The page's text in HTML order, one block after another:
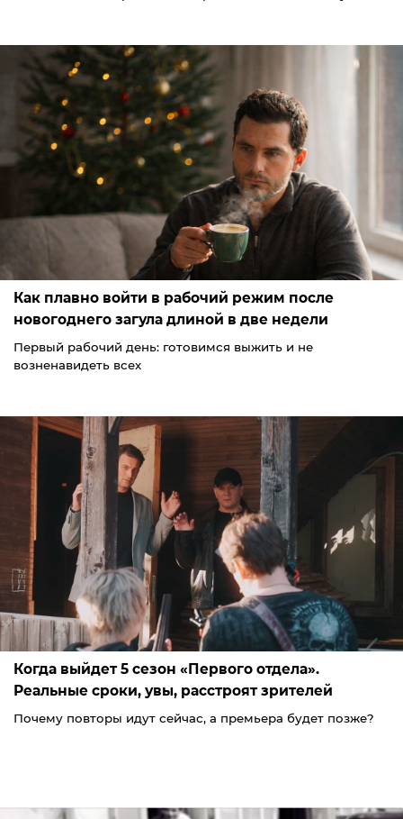
Как плавно войти в рабочий режим после
новогоднего загула длиной в две недели
Первый рабочий день: готовимся выжить и не
возненавидеть всех
Когда выйдет 5 сезон «Первого отдела».
Реальные сроки, увы, расстроят зрителей
Почему повторы идут сейчас, а премьера будет позже?